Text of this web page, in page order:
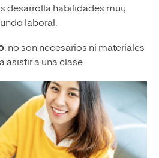
desarrolla habilidades muy
laboral.
: no son necesarios ni materiales
asistir a una clase.